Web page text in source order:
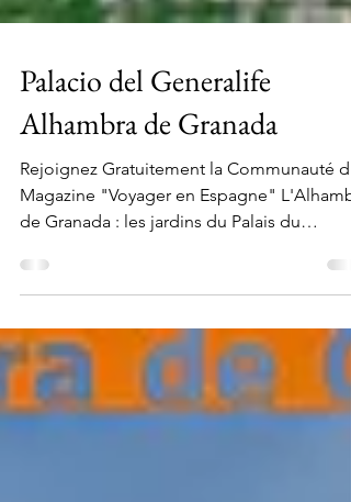
Palacio del Generalife
Alhambra de Granada
Rejoignez Gratuitement la Communauté du
de Granada : les jardins du Palais du
Generalife Pour...